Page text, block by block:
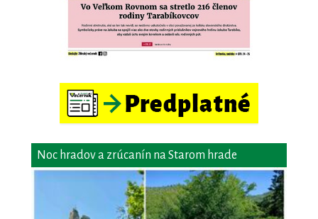
Noc hradov a zrúcanín na Starom hrade